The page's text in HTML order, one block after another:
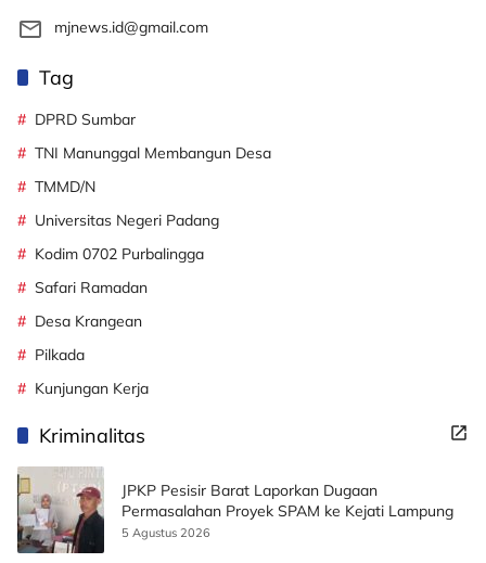
mjnews.id@gmail.com
Tag
DPRD Sumbar
TNI Manunggal Membangun Desa
TMMD/N
Universitas Negeri Padang
Kodim 0702 Purbalingga
Safari Ramadan
Desa Krangean
Pilkada
Kunjungan Kerja
Kriminalitas
JPKP Pesisir Barat Laporkan Dugaan
Permasalahan Proyek SPAM ke Kejati Lampung
5 Agustus 2026